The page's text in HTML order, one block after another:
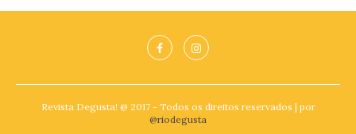
Revista Degusta! @ 2017 - Todos os direitos reservados | por
@riodegusta